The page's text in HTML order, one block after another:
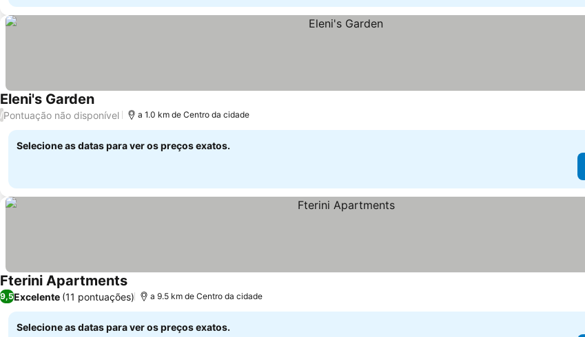
Eleni's Garden
/Pontuação não disponível a 1.0 km de Centro da cidade
Selecione as datas para ver os preços exatos.
Fterini Apartments
9,5Excelente (11 pontuações) a 9.5 km de Centro da cidade
Selecione as datas para ver os preços exatos.